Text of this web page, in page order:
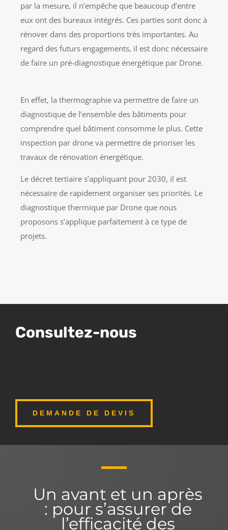
par la mesure, il n’empêche que beaucoup d’entre
eux ont des bureaux intégrés. Ces parties sont donc à
rénover dans des proportions très importantes. Au
regard des futurs engagements, il est donc nécessaire
de faire un pré-diagnostique énergétique par Drone.
En effet, la thermographie va permettre de faire un
diagnostique de l’ensemble des bâtiments pour
comprendre quel bâtiment consomme le plus. Cette
inspection par drone va permettre de prioriser les
travaux de rénovation énergétique.
Le décret tertiaire s’appliquant pour 2030, il est
nécessaire de rapidement organiser ses priorités. Le
diagnostique thermique par Drone que nous
proposons s’applique parfaitement à ce type de
projets.
Consultez-nous
DEMANDE DE DEVIS
Un avant et un après
: pour s’assurer de
l’efficacité des